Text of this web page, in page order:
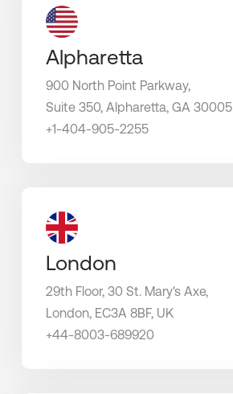
Alpharetta
900 North Point Parkway,
Suite 350, Alpharetta, GA 30005
+1-404-905-2255
London
29th Floor, 30 St. Mary's Axe,
London, EC3A 8BF, UK
+44-8003-689920